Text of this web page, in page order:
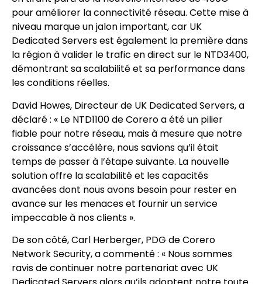
pour améliorer la connectivité réseau. Cette mise à
niveau marque un jalon important, car UK
Dedicated Servers est également la première dans
la région à valider le trafic en direct sur le NTD3400,
démontrant sa scalabilité et sa performance dans
les conditions réelles.
David Howes, Directeur de UK Dedicated Servers, a
déclaré : « Le NTD1100 de Corero a été un pilier
fiable pour notre réseau, mais à mesure que notre
croissance s’accélère, nous savions qu’il était
temps de passer à l’étape suivante. La nouvelle
solution offre la scalabilité et les capacités
avancées dont nous avons besoin pour rester en
avance sur les menaces et fournir un service
impeccable à nos clients ».
De son côté, Carl Herberger, PDG de Corero
Network Security, a commenté : « Nous sommes
ravis de continuer notre partenariat avec UK